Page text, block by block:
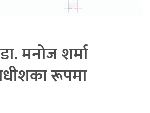
मनोज शर्मा
रूपमा